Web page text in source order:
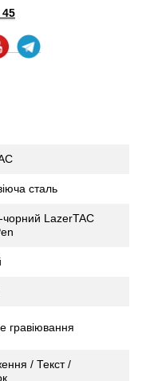
45
сталь
чорний LazerTAC
гравіювання
/ Текст /